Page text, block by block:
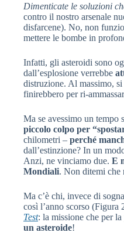
Dimenticate le soluzioni
contro il nostro arsenale
disfarcene). No, non
mettere le bombe in
Infatti, gli asteroidi sono
dall’esplosione verrebbe
distruzione. Al massimo,
finirebbero per ri-
Ma se avessimo un tempo
piccolo colpo per
chilometri – perché
dall’estinzione? In un
Anzi, ne vinciamo due. E
Mondiali. Non ditemi
Ma c’è chi, invece di
così l’anno scorso
Test: la missione che per
un asteroide!